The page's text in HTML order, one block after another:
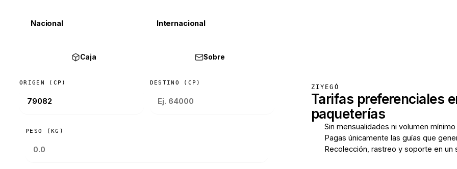
Nacional Internacional
Caja Sobre
ORIGEN (CP) DESTINO (CP)
PESO (KG)
ZIYEGÓ
Tarifas preferenciales
paqueterías
Sin mensualidades ni volumen mínimo
Pagas únicamente las guías que
Recolección, rastreo y soporte en un